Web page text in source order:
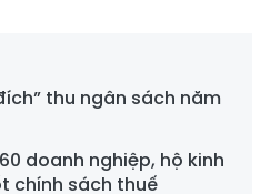
thu ngân sách năm
doanh nghiệp, hộ kinh
chính sách thuế